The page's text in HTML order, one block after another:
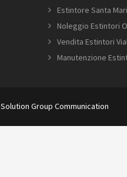
Estintore Santa
Noleggio Estintori
Vendita Estintori
Manutenzione
Solution Group Communication